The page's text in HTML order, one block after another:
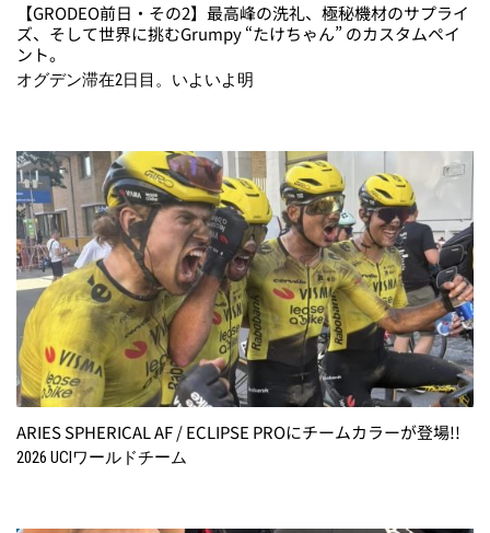
【GRODEO前日・その2】最高峰の洗礼、極秘機材のサプライ
ズ、そして世界に挑むGrumpy “たけちゃん” のカスタムペイ
ント。
オグデン滞在2日目。いよいよ明
ARIES SPHERICAL AF / ECLIPSE PROにチームカラーが登場!!
2026 UCIワールドチーム